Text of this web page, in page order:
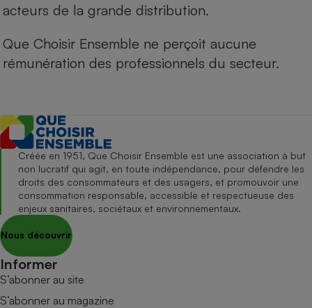
acteurs de la grande distribution.
Que Choisir Ensemble ne perçoit aucune
rémunération des professionnels du secteur.
Créée en 1951, Que Choisir Ensemble est une association à but
non lucratif qui agit, en toute indépendance, pour défendre les
droits des consommateurs et des usagers, et promouvoir une
consommation responsable, accessible et respectueuse des
enjeux sanitaires, sociétaux et environnementaux.
Nous découvrir
Informer
S’abonner au site
S’abonner au magazine